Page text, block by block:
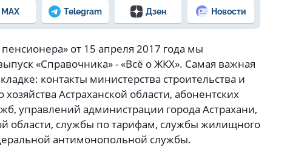
MAX Telegram Дзен Новости
от 15 апреля 2017 года мы
«Справочника» - «Всё о ЖКХ». Самая важная
контакты министерства строительства и
Астраханской области, абонентских
управлений администрации города Астрахани,
области, службы по тарифам, службы жилищного
антимонопольной службы.